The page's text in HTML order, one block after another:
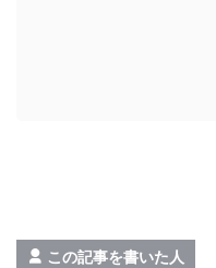
この記事を書いた人